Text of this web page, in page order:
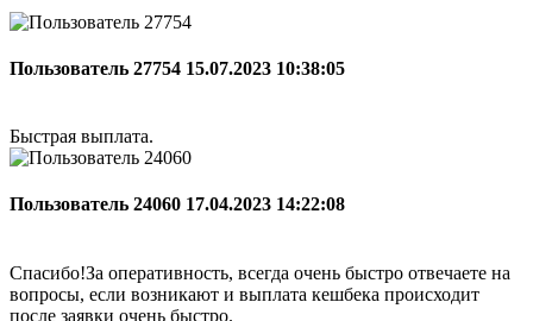
Пользователь 27754 15.07.2023 10:38:05
Быстрая выплата.
Пользователь 24060 17.04.2023 14:22:08
Спасибо!За оперативность, всегда очень быстро отвечаете на
вопросы, если возникают и выплата кешбека происходит
после заявки очень быстро.